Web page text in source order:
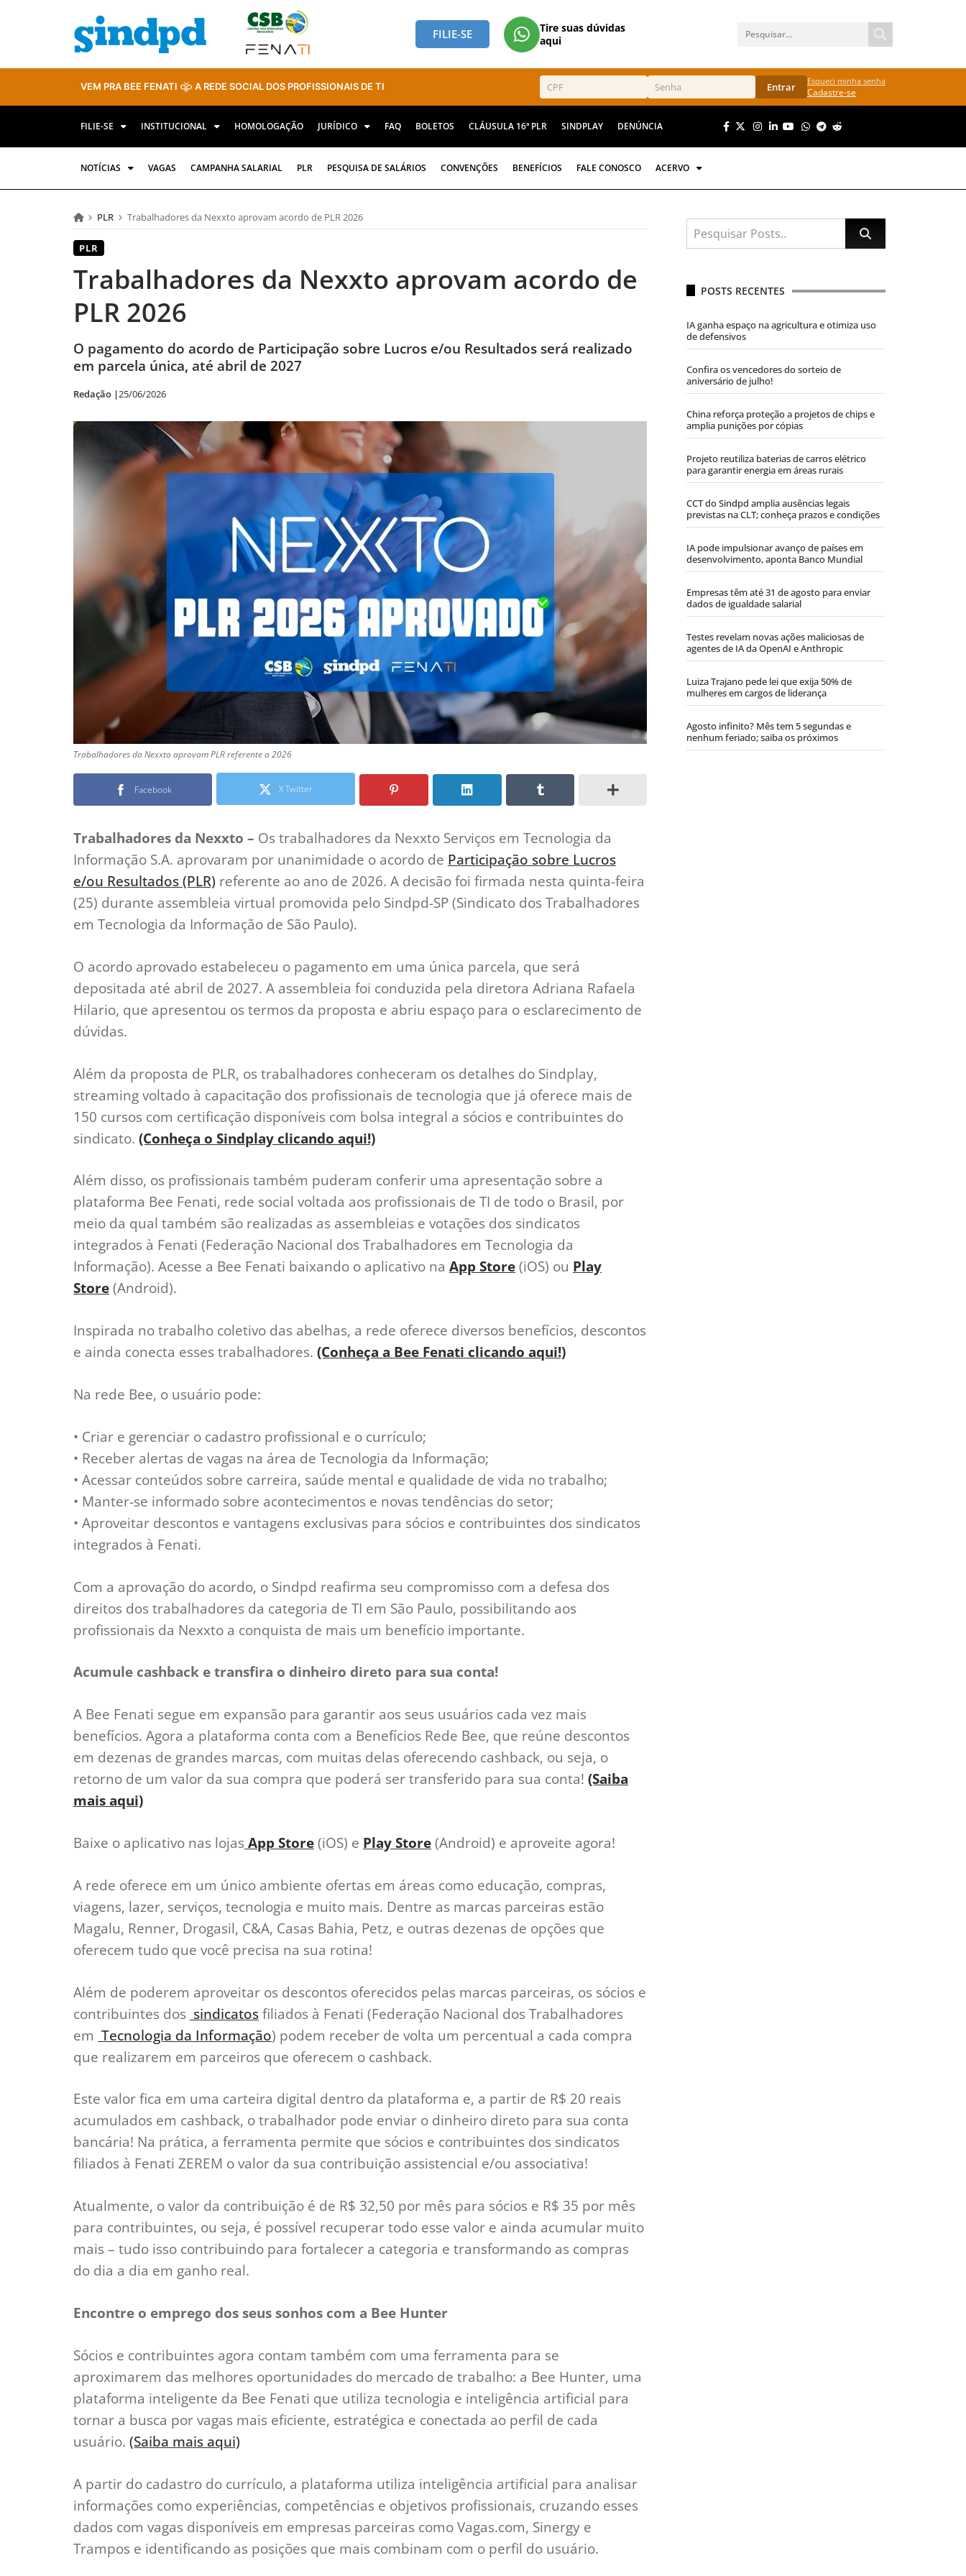
FILIE-SE
Tire suas dúvidas
aqui
VEM PRA BEE FENATI A REDE SOCIAL DOS PROFISSIONAIS DE TI Entrar Esqueci minha senha
Cadastre-se
FILIE-SE INSTITUCIONAL HOMOLOGAÇÃO JURÍDICO FAQ BOLETOS CLÁUSULA 16ª PLR SINDPLAY DENÚNCIA
NOTÍCIAS VAGAS CAMPANHA SALARIAL PLR PESQUISA DE SALÁRIOS CONVENÇÕES BENEFÍCIOS FALE CONOSCO ACERVO
PLR Trabalhadores da Nexxto aprovam acordo de PLR 2026
PLR
Trabalhadores da Nexxto aprovam acordo de
PLR 2026
O pagamento do acordo de Participação sobre Lucros e/ou Resultados será realizado
em parcela única, até abril de 2027
Redação |25/06/2026
Trabalhadores da Nexxto aprovam PLR referente a 2026
Facebook X Twitter
Trabalhadores da Nexxto – Os trabalhadores da Nexxto Serviços em Tecnologia da
Informação S.A. aprovaram por unanimidade o acordo de Participação sobre Lucros
e/ou Resultados (PLR) referente ao ano de 2026. A decisão foi firmada nesta quinta-feira
(25) durante assembleia virtual promovida pelo Sindpd-SP (Sindicato dos Trabalhadores
em Tecnologia da Informação de São Paulo).
O acordo aprovado estabeleceu o pagamento em uma única parcela, que será
depositada até abril de 2027. A assembleia foi conduzida pela diretora Adriana Rafaela
Hilario, que apresentou os termos da proposta e abriu espaço para o esclarecimento de
dúvidas.
Além da proposta de PLR, os trabalhadores conheceram os detalhes do Sindplay,
streaming voltado à capacitação dos profissionais de tecnologia que já oferece mais de
150 cursos com certificação disponíveis com bolsa integral a sócios e contribuintes do
sindicato. (Conheça o Sindplay clicando aqui!)
Além disso, os profissionais também puderam conferir uma apresentação sobre a
plataforma Bee Fenati, rede social voltada aos profissionais de TI de todo o Brasil, por
meio da qual também são realizadas as assembleias e votações dos sindicatos
integrados à Fenati (Federação Nacional dos Trabalhadores em Tecnologia da
Informação). Acesse a Bee Fenati baixando o aplicativo na App Store(iOS) ou Play
Store(Android).
Inspirada no trabalho coletivo das abelhas, a rede oferece diversos benefícios, descontos
e ainda conecta esses trabalhadores. (Conheça a Bee Fenati clicando aqui!)
Na rede Bee, o usuário pode:
• Criar e gerenciar o cadastro profissional e o currículo;
• Receber alertas de vagas na área de Tecnologia da Informação;
• Acessar conteúdos sobre carreira, saúde mental e qualidade de vida no trabalho;
• Manter-se informado sobre acontecimentos e novas tendências do setor;
• Aproveitar descontos e vantagens exclusivas para sócios e contribuintes dos sindicatos
integrados à Fenati.
Com a aprovação do acordo, o Sindpd reafirma seu compromisso com a defesa dos
direitos dos trabalhadores da categoria de TI em São Paulo, possibilitando aos
profissionais da Nexxto a conquista de mais um benefício importante.
Acumule cashback e transfira o dinheiro direto para sua conta!
A Bee Fenati segue em expansão para garantir aos seus usuários cada vez mais
benefícios. Agora a plataforma conta com a Benefícios Rede Bee, que reúne descontos
em dezenas de grandes marcas, com muitas delas oferecendo cashback, ou seja, o
retorno de um valor da sua compra que poderá ser transferido para sua conta! (Saiba
mais aqui)
Baixe o aplicativo nas lojas App Store(iOS) e Play Store(Android) e aproveite agora!
A rede oferece em um único ambiente ofertas em áreas como educação, compras,
viagens, lazer, serviços, tecnologia e muito mais. Dentre as marcas parceiras estão
Magalu, Renner, Drogasil, C&A, Casas Bahia, Petz, e outras dezenas de opções que
oferecem tudo que você precisa na sua rotina!
Além de poderem aproveitar os descontos oferecidos pelas marcas parceiras, os sócios e
contribuintes dos sindicatosfiliados à Fenati (Federação Nacional dos Trabalhadores
em Tecnologia da Informação) podem receber de volta um percentual a cada compra
que realizarem em parceiros que oferecem o cashback.
Este valor fica em uma carteira digital dentro da plataforma e, a partir de R$ 20 reais
acumulados em cashback, o trabalhador pode enviar o dinheiro direto para sua conta
bancária! Na prática, a ferramenta permite que sócios e contribuintes dos sindicatos
filiados à Fenati ZEREM o valor da sua contribuição assistencial e/ou associativa!
Atualmente, o valor da contribuição é de R$ 32,50 por mês para sócios e R$ 35 por mês
para contribuintes, ou seja, é possível recuperar todo esse valor e ainda acumular muito
mais – tudo isso contribuindo para fortalecer a categoria e transformando as compras
do dia a dia em ganho real.
Encontre o emprego dos seus sonhos com a Bee Hunter
Sócios e contribuintes agora contam também com uma ferramenta para se
aproximarem das melhores oportunidades do mercado de trabalho: a Bee Hunter, uma
plataforma inteligente da Bee Fenati que utiliza tecnologia e inteligência artificial para
tornar a busca por vagas mais eficiente, estratégica e conectada ao perfil de cada
usuário. (Saiba mais aqui)
A partir do cadastro do currículo, a plataforma utiliza inteligência artificial para analisar
informações como experiências, competências e objetivos profissionais, cruzando esses
dados com vagas disponíveis em empresas parceiras como Vagas.com, Sinergy e
Trampos e identificando as posições que mais combinam com o perfil do usuário.
POSTS RECENTES
IA ganha espaço na agricultura e otimiza uso
de defensivos
Confira os vencedores do sorteio de
aniversário de julho!
China reforça proteção a projetos de chips e
amplia punições por cópias
Projeto reutiliza baterias de carros elétrico
para garantir energia em áreas rurais
CCT do Sindpd amplia ausências legais
previstas na CLT; conheça prazos e condições
IA pode impulsionar avanço de países em
desenvolvimento, aponta Banco Mundial
Empresas têm até 31 de agosto para enviar
dados de igualdade salarial
Testes revelam novas ações maliciosas de
agentes de IA da OpenAI e Anthropic
Luiza Trajano pede lei que exija 50% de
mulheres em cargos de liderança
Agosto infinito? Mês tem 5 segundas e
nenhum feriado; saiba os próximos